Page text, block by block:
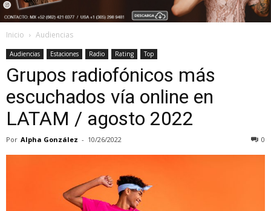
Inicio Audiencias
Audiencias Estaciones Radio Rating Top
Grupos radiofónicos más
escuchados vía online en
LATAM / agosto 2022
Por Alpha González - 10/26/2022 0